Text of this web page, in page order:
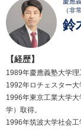
慶應
（非
鈴
【経歴】
1989年慶應義塾大学理
1992年ロチェスター大
1996年東京工業大学
学）取得。
1996年筑波大学社会工